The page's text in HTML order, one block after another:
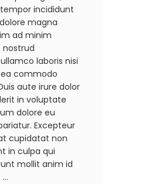
incididunt
magna
ad minim
nostrud
laboris nisi
commodo
aute irure dolor
in voluptate
dolore eu
Excepteur
cupidatat non
in culpa qui
mollit anim id